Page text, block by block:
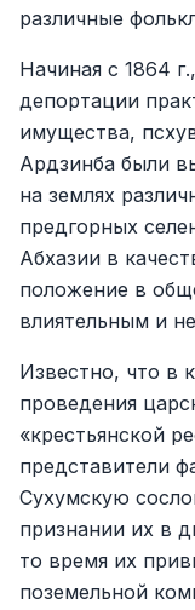
различные
Начиная с 1864
депортации
имущества,
Ардзинба были
на землях
предгорных
Абхазии в
положение в
влиятельным и
Известно, что в
проведения
«крестьянской
представители
Сухумскую
признании их в
то время их
поземельной